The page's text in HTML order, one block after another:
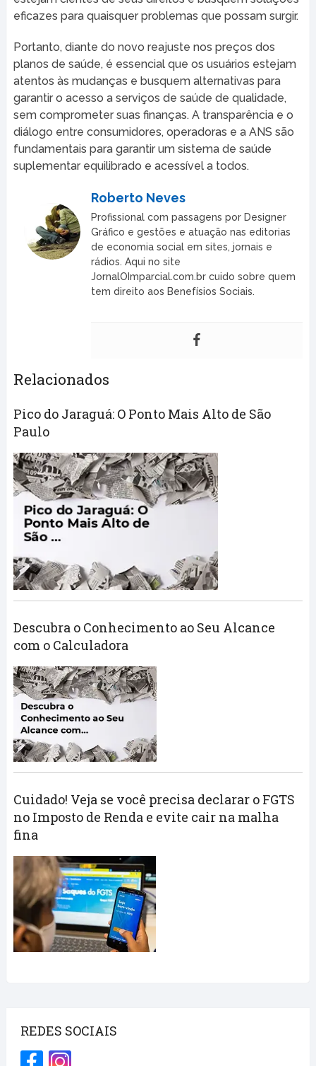
eficazes para quaisquer problemas que possam surgir.
Portanto, diante do novo reajuste nos preços dos
planos de saúde, é essencial que os usuários estejam
atentos às mudanças e busquem alternativas para
garantir o acesso a serviços de saúde de qualidade,
sem comprometer suas finanças. A transparência e o
diálogo entre consumidores, operadoras e a ANS são
fundamentais para garantir um sistema de saúde
suplementar equilibrado e acessível a todos.
Roberto Neves
Profissional com passagens por Designer
Gráfico e gestões e atuação nas editorias
de economia social em sites, jornais e
rádios. Aqui no site
JornalOImparcial.com.br cuido sobre quem
tem direito aos Benefísios Sociais.
Relacionados
Pico do Jaraguá: O Ponto Mais Alto de São
Paulo
Descubra o Conhecimento ao Seu Alcance
com o Calculadora
Cuidado! Veja se você precisa declarar o FGTS
no Imposto de Renda e evite cair na malha
fina
REDES SOCIAIS